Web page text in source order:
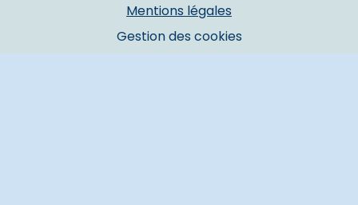
Mentions légales
Gestion des cookies